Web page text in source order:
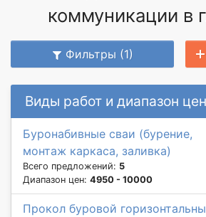
коммуникации в
Фильтры (1)
Виды работ и диапазон цен
Буронабивные сваи (бурение,
монтаж каркаса, заливка)
Всего предложений: 5
Диапазон цен: 4950 - 10000
Прокол буровой